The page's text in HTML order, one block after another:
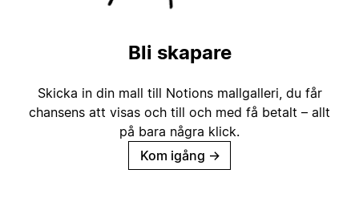
Bli skapare
Skicka in din mall till Notions mallgalleri, du får
chansens att visas och till och med få betalt – allt
på bara några klick.
Kom igång →